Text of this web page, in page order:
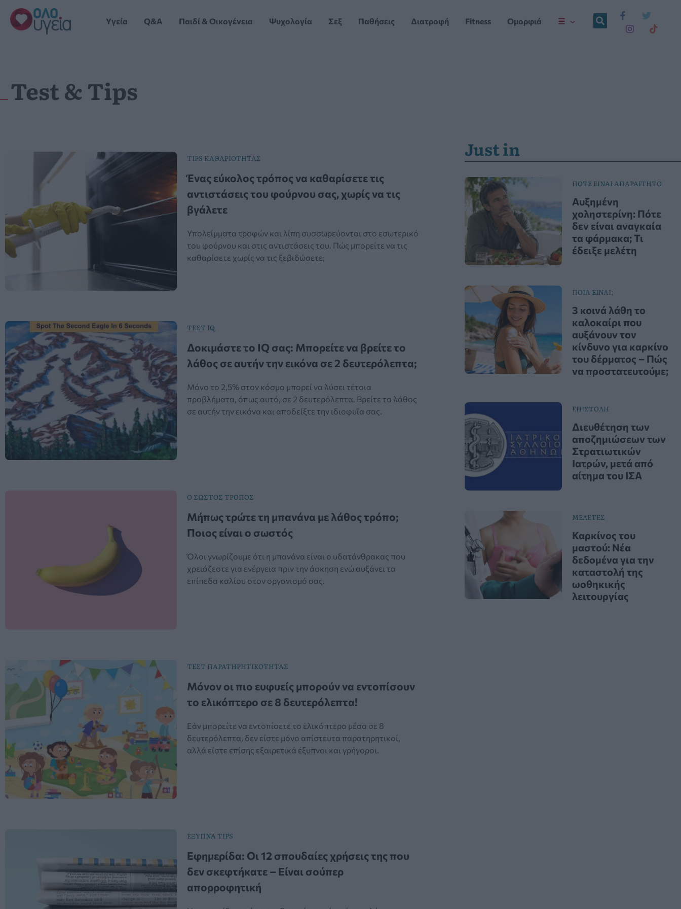
Μετάβαση
στο
περιεχόμενο
Yγεία Q&A Παιδί & Οικογένεια Ψυχολογία Σεξ Παθήσεις Διατροφή Fitness Ομορφιά ☰
Test & Tips
TIPS ΚΑΘΑΡΙΟΤΗΤΑΣ
Ένας εύκολος τρόπος να καθαρίσετε τις
αντιστάσεις του φούρνου σας, χωρίς να τις
βγάλετε
Υπολείμματα τροφών και λίπη συσσωρεύονται στο εσωτερικό
του φούρνου και στις αντιστάσεις του. Πώς μπορείτε να τις
καθαρίσετε χωρίς να τις ξεβιδώσετε;
ΤΕΣΤ IQ
Δοκιμάστε το IQ σας: Μπορείτε να βρείτε το
λάθος σε αυτήν την εικόνα σε 2 δευτερόλεπτα;
Μόνο το 2,5% στον κόσμο μπορεί να λύσει τέτοια
προβλήματα, όπως αυτό, σε 2 δευτερόλεπτα. Βρείτε το λάθος
σε αυτήν την εικόνα και αποδείξτε την ιδιοφυΐα σας.
Ο ΣΩΣΤΟΣ ΤΡΟΠΟΣ
Μήπως τρώτε τη μπανάνα με λάθος τρόπο;
Ποιος είναι ο σωστός
Όλοι γνωρίζουμε ότι η μπανάνα είναι ο υδατάνθρακας που
χρειάζεστε για ενέργεια πριν την άσκηση ενώ αυξάνει τα
επίπεδα καλίου στον οργανισμό σας.
ΤΕΣΤ ΠΑΡΑΤΗΡΗΤΙΚΟΤΗΤΑΣ
Μόνον οι πιο ευφυείς μπορούν να εντοπίσουν
το ελικόπτερο σε 8 δευτερόλεπτα!
Εάν μπορείτε να εντοπίσετε το ελικόπτερο μέσα σε 8
δευτερόλεπτα, δεν είστε μόνο απίστευτα παρατηρητικοί,
αλλά είστε επίσης εξαιρετικά έξυπνοι και γρήγοροι.
ΕΞΥΠΝΑ TIPS
Εφημερίδα: Οι 12 σπουδαίες χρήσεις της που
δεν σκεφτήκατε – Είναι σούπερ
απορροφητική
Just in
ΠΟΤΕ ΕΙΝΑΙ ΑΠΑΡΑΙΤΗΤΟ
Αυξημένη
χοληστερίνη: Πότε
δεν είναι αναγκαία
τα φάρμακα; Τι
έδειξε μελέτη
ΠΟΙΑ ΕΙΝΑΙ;
3 κοινά λάθη το
καλοκαίρι που
αυξάνουν τον
κίνδυνο για καρκίνο
του δέρματος – Πώς
να προστατευτούμε;
ΕΠΙΣΤΟΛΗ
Διευθέτηση των
αποζημιώσεων των
Στρατιωτικών
Ιατρών, μετά από
αίτημα του ΙΣΑ
ΜΕΛΕΤΕΣ
Καρκίνος του
μαστού: Νέα
δεδομένα για την
καταστολή της
ωοθηκικής
λειτουργίας